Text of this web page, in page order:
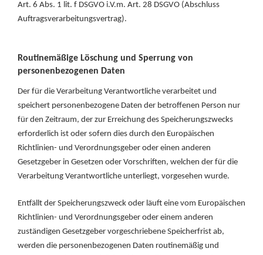
Art. 6 Abs. 1 lit. f DSGVO i.V.m. Art. 28 DSGVO (Abschluss
Auftragsverarbeitungsvertrag).
Routinemäßige Löschung und Sperrung von
personenbezogenen Daten
Der für die Verarbeitung Verantwortliche verarbeitet und
speichert personenbezogene Daten der betroffenen Person nur
für den Zeitraum, der zur Erreichung des Speicherungszwecks
erforderlich ist oder sofern dies durch den Europäischen
Richtlinien- und Verordnungsgeber oder einen anderen
Gesetzgeber in Gesetzen oder Vorschriften, welchen der für die
Verarbeitung Verantwortliche unterliegt, vorgesehen wurde.
Entfällt der Speicherungszweck oder läuft eine vom Europäischen
Richtlinien- und Verordnungsgeber oder einem anderen
zuständigen Gesetzgeber vorgeschriebene Speicherfrist ab,
werden die personenbezogenen Daten routinemäßig und